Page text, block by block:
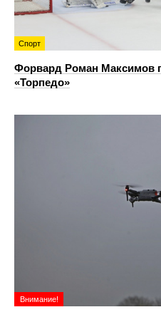
Спорт
Форвард Роман Максимов
«Торпедо»
Внимание!